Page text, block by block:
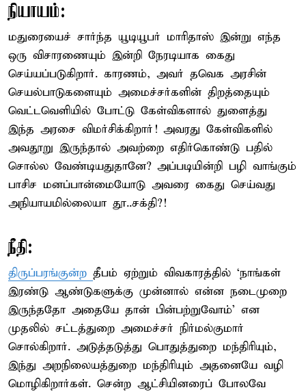
நியாயம்:
மதுரையைச் சார்ந்த யூடியூபர் மாரிதாஸ் இன்று எந்த
ஒரு விசாரணையும் இன்றி நேரடியாக கைது
செய்யப்படுகிறார். காரணம், அவர் தவெக அரசின்
செயல்பாடுகளையும் அமைச்சர்களின் திறத்தையும்
வெட்டவெளியில் போட்டு கேள்விகளால் துளைத்து
இந்த அரசை விமர்சிக்கிறார்! அவரது கேள்விகளில்
அவதூறு இருந்தால் அவற்றை எதிர்கொண்டு பதில்
சொல்ல வேண்டியதுதானே? அப்படியின்றி பழி வாங்கும்
பாசிச மனப்பான்மையோடு அவரை கைது செய்வது
அநியாயமில்லையா தூ..சக்தி?!
நீதி:
திருப்பரங்குன்ற தீபம் ஏற்றும் விவகாரத்தில் ‘நாங்கள்
இரண்டு ஆண்டுகளுக்கு முன்னால் என்ன நடைமுறை
இருந்ததோ அதையே தான் பின்பற்றுவோம்’ என
முதலில் சட்டத்துறை அமைச்சர் நிர்மல்குமார்
சொல்கிறார். அடுத்தடுத்து பொதுத்துறை மந்திரியும்,
இந்து அறநிலையத்துறை மந்திரியும் அதனையே வழி
மொழிகிறார்கள். சென்ற ஆட்சியினரைப் போலவே